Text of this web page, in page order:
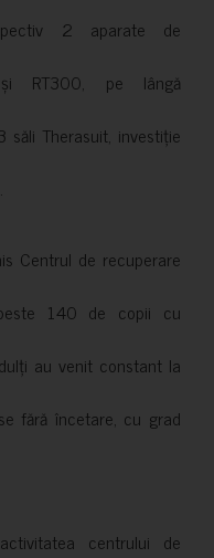
2 aparate de
și RT300, pe lângă
Therasuit, investiție
Centrul de recuperare
140 de copii cu
au venit constant la
fără încetare, cu grad
centrului de